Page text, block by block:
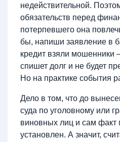
недействительной.
обязательств перед
потерпевшего она
бы, напиши заявление в
кредит взяли мошенники
спишет долг и не будет
Но на практике события
Дело в том, что до
суда по уголовному или
виновных лиц и сам факт
установлен. А значит,